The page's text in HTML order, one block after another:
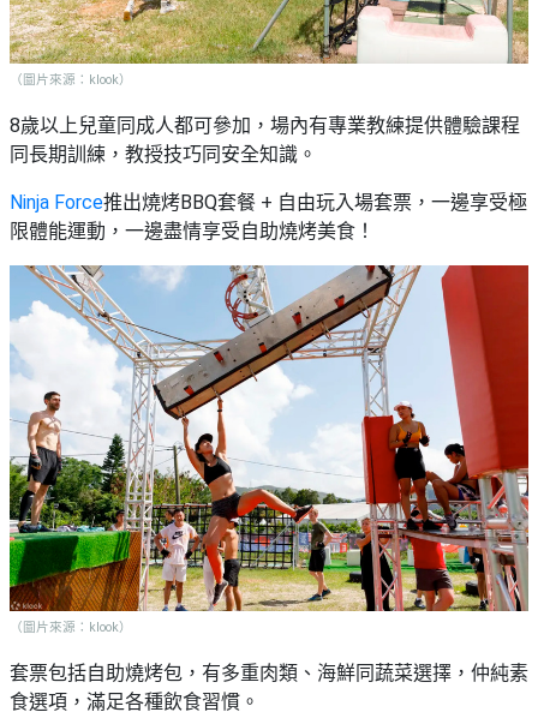
（圖片來源：klook）
8歲以上兒童同成人都可參加，場內有專業教練提供體驗課程
同長期訓練，教授技巧同安全知識。
Ninja Force推出燒烤BBQ套餐 + 自由玩入場套票，一邊享受極
限體能運動，一邊盡情享受自助燒烤美食！
（圖片來源：klook）
套票包括自助燒烤包，有多重肉類、海鮮同蔬菜選擇，仲純素
食選項，滿足各種飲食習慣。